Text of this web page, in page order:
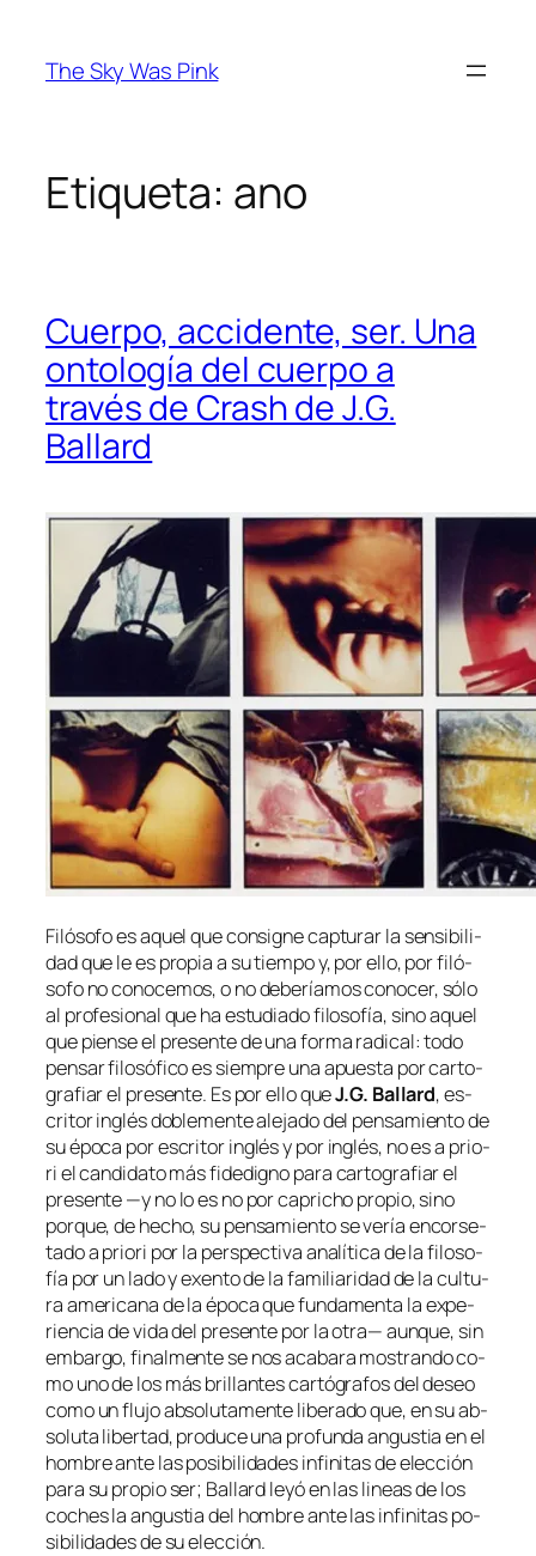
contenido
The Sky Was Pink
Etiqueta: ano
Cuerpo, accidente, ser. Una
ontología del cuerpo a
través de Crash de J.G.
Ballard
Filósofo es aquel que con­sig­ne cap­tu­rar la sen­si­bi­li­
dad que le es pro­pia a su tiem­po y, por ello, por fi­ló­
so­fo no co­no­ce­mos, o no de­be­ría­mos co­no­cer, só­lo
al pro­fe­sio­nal que ha es­tu­dia­do fi­lo­so­fía, sino aquel
que pien­se el pre­sen­te de una for­ma ra­di­cal: to­do
pen­sar fi­lo­só­fi­co es siem­pre una apues­ta por car­to­
gra­fiar el pre­sen­te. Es por ello queJ.G. Ballard, es­
cri­tor in­glés do­ble­men­te ale­ja­do del pen­sa­mien­to de
su épo­ca pores­cri­tor in­glésy porin­glés, no esa prio­
riel can­di­da­to más fi­de­digno pa­ra car­to­gra­fiar el
pre­sen­te —y no lo es no por ca­pri­cho pro­pio, sino
por­que, de he­cho, su pen­sa­mien­to se ve­ría en­cor­se­
ta­doa prio­ri por la pers­pec­ti­va ana­lí­ti­ca de la fi­lo­so­
fía por un la­do y exen­to de la fa­mi­lia­ri­dad de la cul­tu­
ra ame­ri­ca­na de la épo­ca que fun­da­men­ta la ex­pe­
rien­cia de vi­da del pre­sen­te por la otra— aun­que, sin
em­bar­go, fi­nal­men­te se nos aca­ba­ra mos­tran­do co­
mo uno de los más bri­llan­tes car­tó­gra­fos del de­seo
co­mo un flu­jo ab­so­lu­ta­men­te li­be­ra­do que, en su ab­
so­lu­ta li­ber­tad, pro­du­ce una pro­fun­da an­gus­tia en el
hom­bre an­te las po­si­bi­li­da­des in­fi­ni­tas de elec­ción
pa­ra su pro­pio ser; Ballard le­yó en las li­neas de los
co­ches la an­gus­tia del hom­bre an­te las in­fi­ni­tas po­
si­bi­li­da­des de su elección.